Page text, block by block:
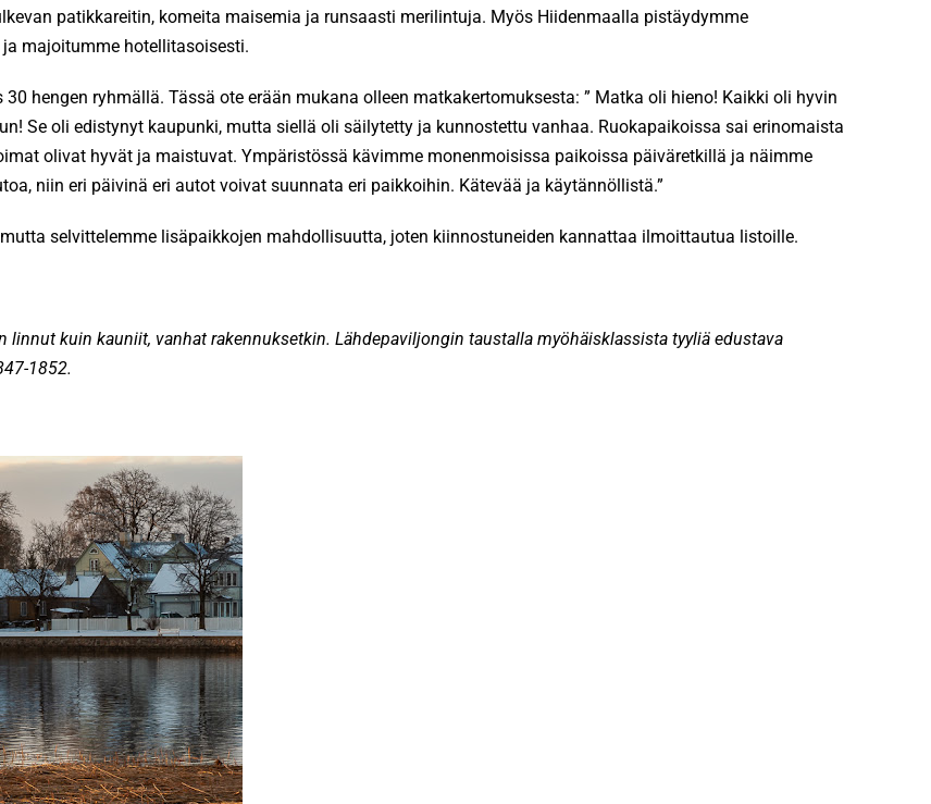
patikkareitin, komeita maisemia ja runsaasti merilintuja. Myös Hiidenmaalla pistäydymme
majoitumme hotellitasoisesti.
hengen ryhmällä. Tässä ote erään mukana olleen matkakertomuksesta: ” Matka oli hieno! Kaikki oli hyvin
Se oli edistynyt kaupunki, mutta siellä oli säilytetty ja kunnostettu vanhaa. Ruokapaikoissa sai erinomaista
olivat hyvät ja maistuvat. Ympäristössä kävimme monenmoisissa paikoissa päiväretkillä ja näimme
niin eri päivinä eri autot voivat suunnata eri paikkoihin. Kätevää ja käytännöllistä.”
selvittelemme lisäpaikkojen mahdollisuutta, joten kiinnostuneiden kannattaa ilmoittautua listoille.
kuin kauniit, vanhat rakennuksetkin. Lähdepaviljongin taustalla myöhäisklassista tyyliä edustava
1852.